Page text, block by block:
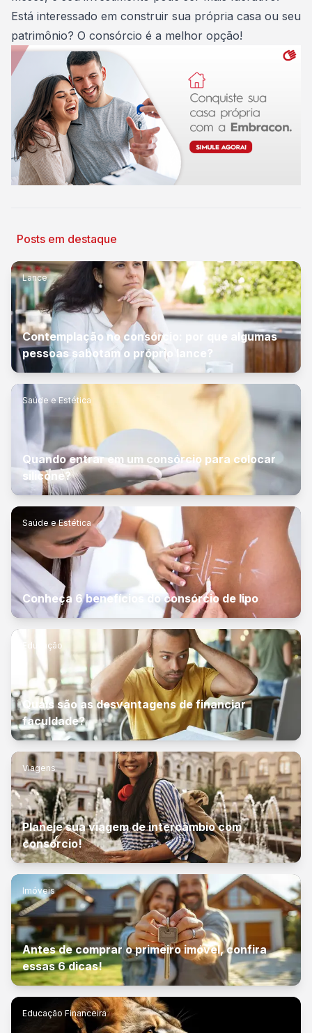
Está interessado em construir sua própria casa ou seu
patrimônio? O consórcio é a melhor opção!
Posts em destaque
Lance
Contemplação no consórcio: por que algumas
pessoas sabotam o próprio lance?
Saúde e Estética
Quando entrar em um consórcio para colocar
silicone?
Saúde e Estética
Conheça 6 benefícios do consórcio de lipo
Educação
Quais são as desvantagens de financiar
faculdade?
Viagens
Planeje sua viagem de intercâmbio com
consórcio!
Imóveis
Antes de comprar o primeiro imóvel, confira
essas 6 dicas!
Educação Financeira